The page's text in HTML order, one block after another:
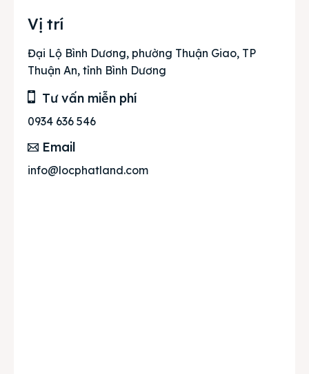
Vị trí
Đại Lộ Bình Dương, phường Thuận Giao, TP
Thuận An, tỉnh Bình Dương
Tư vấn miễn phí
0934 636 546
Email
info@locphatland.com